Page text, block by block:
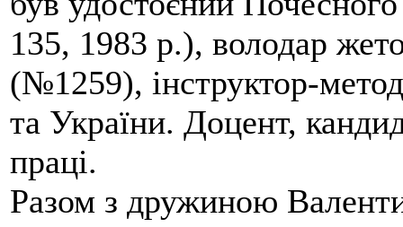
135, 1983 р.), володар
(№1259), інструктор-
та України. Доцент,
праці.
Разом з дружиною